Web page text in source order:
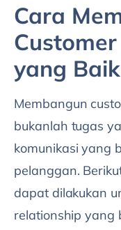
Cara
yang Baik
Membangun
bukanlah tugas
komunikasi yang
pelanggan.
dapat dilakukan
relationship yang